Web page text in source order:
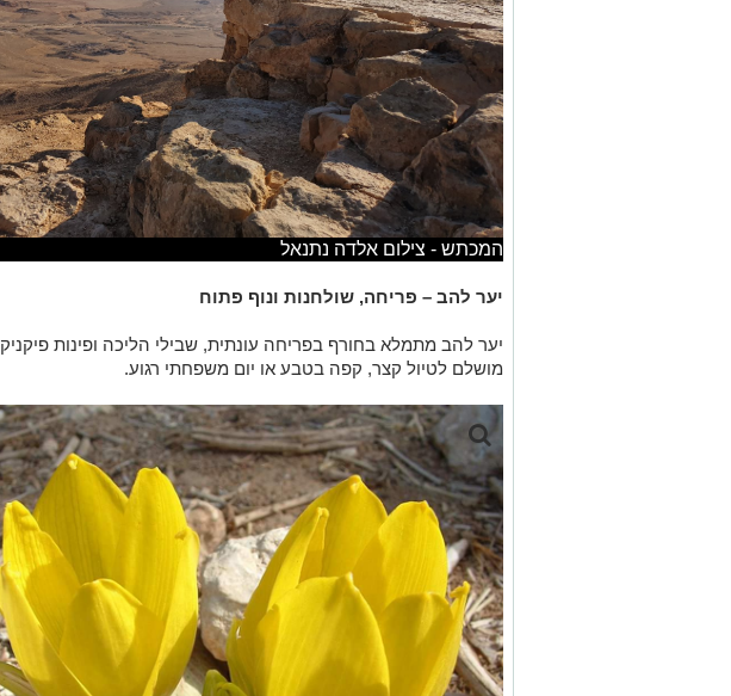
המכתש - צילום אלדה נתנאל
יער להב – פריחה, שולחנות ונוף פתוח
יער להב מתמלא בחורף בפריחה עונתית, שבילי הליכה ופינות פיקניק
מושלם לטיול קצר, קפה בטבע או יום משפחתי רגוע.